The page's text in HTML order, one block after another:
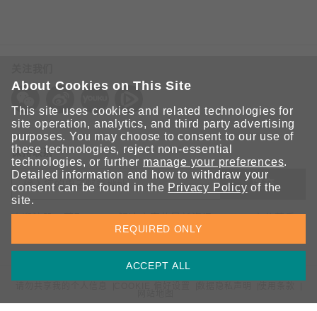
保持联系
提交
欢迎注册，获取 Moxa 解决方案的最新资讯。Moxa 充分尊重
您的隐私，绝不会透露您的邮箱信息。
About Cookies on This Site
This site uses cookies and related technologies for
site operation, analytics, and third party advertising
purposes. You may choose to consent to our use of
these technologies, reject non-essential
technologies, or further manage your preferences.
Detailed information and how to withdraw your
consent can be found in the Privacy Policy of the
site.
ACCEPT ALL
REQUIRED ONLY